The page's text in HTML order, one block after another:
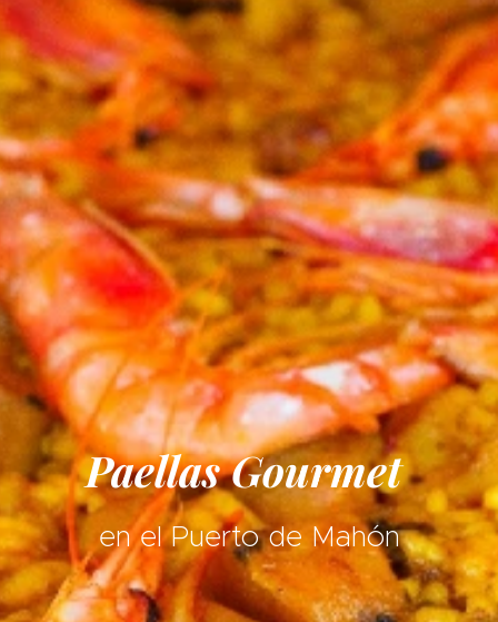
Paellas Gourmet
en el Puerto de Mahón